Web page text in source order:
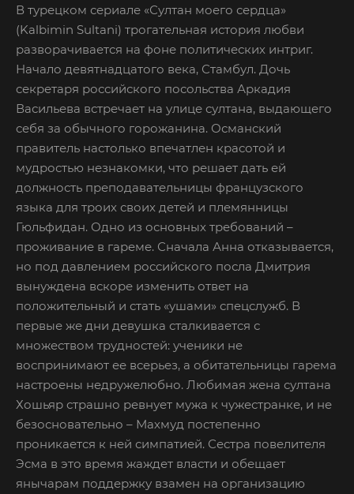
В турецком сериале «Султан моего сердца»
(Kalbimin Sultani) трогательная история любви
разворачивается на фоне политических интриг.
Начало девятнадцатого века, Стамбул. Дочь
секретаря российского посольства Аркадия
Васильева встречает на улице султана, выдающего
себя за обычного горожанина. Османский
правитель настолько впечатлен красотой и
мудростью незнакомки, что решает дать ей
должность преподавательницы французского
языка для троих своих детей и племянницы
Гюльфидан. Одно из основных требований –
проживание в гареме. Сначала Анна отказывается,
но под давлением российского посла Дмитрия
вынуждена вскоре изменить ответ на
положительный и стать «ушами» спецслужб. В
первые же дни девушка сталкивается с
множеством трудностей: ученики не
воспринимают ее всерьез, а обитательницы гарема
настроены недружелюбно. Любимая жена султана
Хошьяр страшно ревнует мужа к чужестранке, и не
безосновательно – Махмуд постепенно
проникается к ней симпатией. Сестра повелителя
Эсма в это время жаждет власти и обещает
янычарам поддержку взамен на организацию